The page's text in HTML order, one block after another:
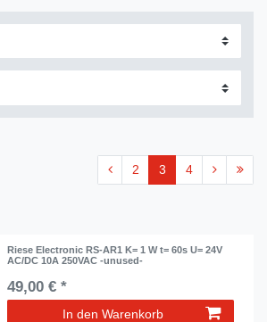
2 3 4
Riese Electronic RS-AR1 K= 1 W t= 60s U= 24V
AC/DC 10A 250VAC -unused-
49,00 € *
In den Warenkorb